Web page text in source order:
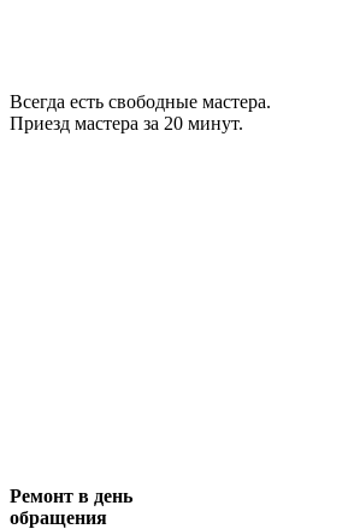
Всегда есть свободные мастера.
Приезд мастера за 20 минут.
Ремонт в день
обращения